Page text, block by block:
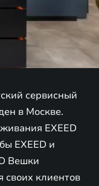
сервисный
в Москве.
EXEED
EXEED и
Вешки
своих клиентов